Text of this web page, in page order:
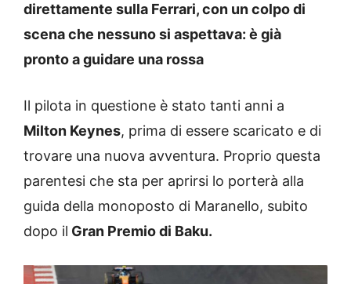
direttamente sulla Ferrari, con un colpo di
scena che nessuno si aspettava: è già
pronto a guidare una rossa
Il pilota in questione è stato tanti anni a
Milton Keynes, prima di essere scaricato e di
trovare una nuova avventura. Proprio questa
parentesi che sta per aprirsi lo porterà alla
guida della monoposto di Maranello, subito
dopo il Gran Premio di Baku.